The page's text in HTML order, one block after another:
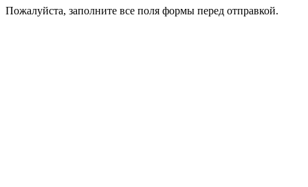
Пожалуйста, заполните все поля формы перед отправкой.